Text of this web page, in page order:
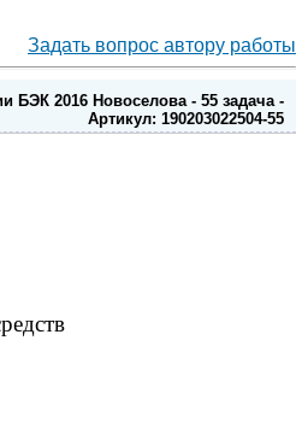
Задать вопрос автору работы
БЭК 2016 Новоселова - 55 задача -
Артикул: 190203022504-55